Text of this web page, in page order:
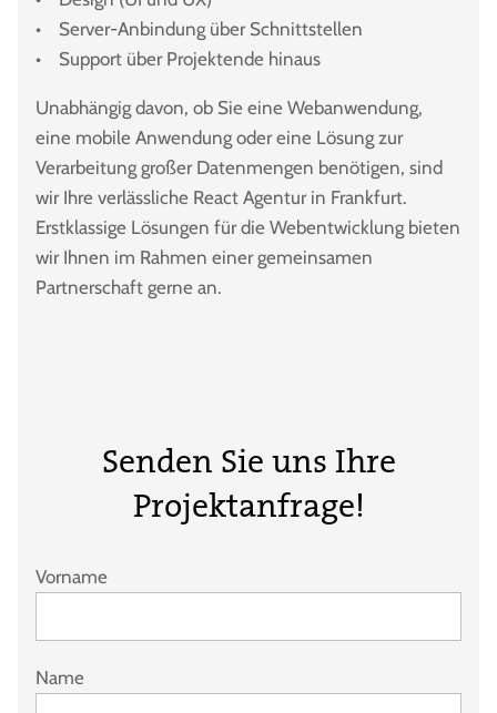
• Server-Anbindung über Schnittstellen
• Support über Projektende hinaus
Unabhängig davon, ob Sie eine Webanwendung,
eine mobile Anwendung oder eine Lösung zur
Verarbeitung großer Datenmengen benötigen, sind
wir Ihre verlässliche React Agentur in Frankfurt.
Erstklassige Lösungen für die Webentwicklung bieten
wir Ihnen im Rahmen einer gemeinsamen
Partnerschaft gerne an.
Senden Sie uns Ihre
Projektanfrage!
Vorname
Name